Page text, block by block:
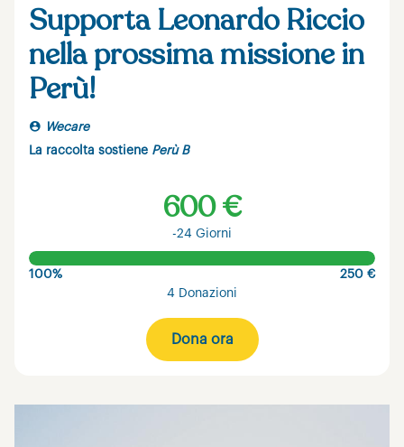
Supporta Leonardo Riccio
nella prossima missione in
Perù!
Wecare
La raccolta sostiene Perù B
600 €
-24 Giorni
100%
250 €
4 Donazioni
Dona ora